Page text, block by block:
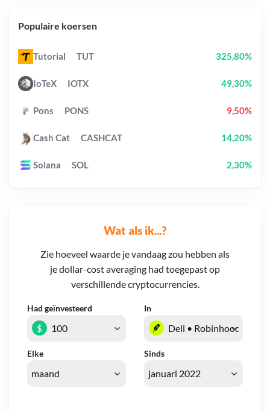
Wat als ik...?
Zie hoeveel waarde je vandaag zou hebben als
je dollar-cost averaging had toegepast op
verschillende cryptocurrencies.
Had geïnvesteerd In
Elke Sinds
$
Populaire koersen
Tutorial TUT 325,80%
IoTeX IOTX 49,30%
Pons PONS 9,50%
Cash Cat CASHCAT 14,20%
Solana SOL 2,30%